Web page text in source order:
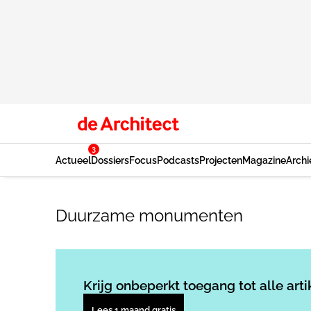
Actueel
3
DossiersFocusPodcastsProjectenMagazine
Duurzame monumenten
Krijg onbeperkt toegang tot alle